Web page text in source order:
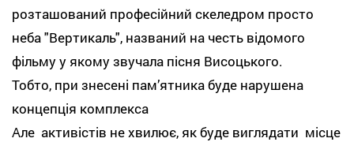
розташований професійний скеледром просто
неба "Вертикаль", названий на честь відомого
фільму у якому звучала пісня Висоцького.
Тобто, при знесені пам’ятника буде нарушена
концепція комплекса
Але активістів не хвилює, як буде виглядати місце